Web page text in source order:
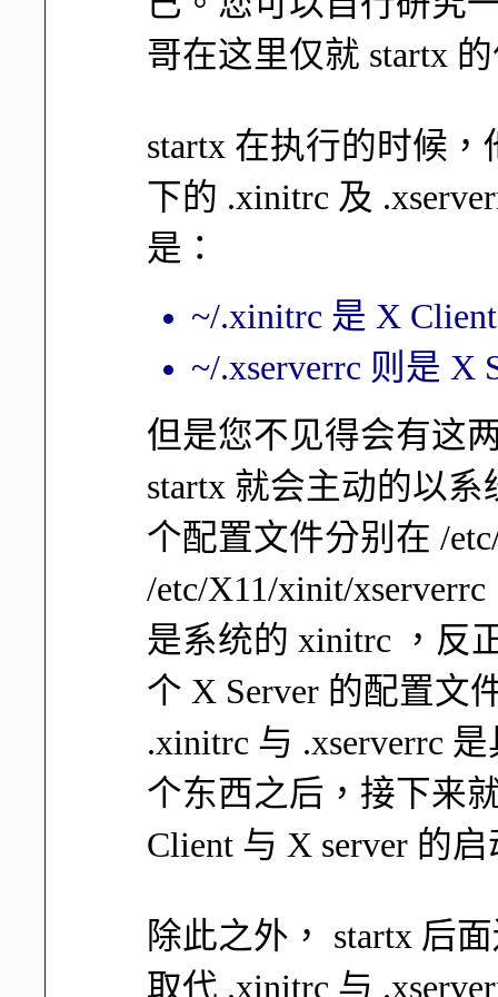
哥在这里仅就 startx
startx 在执行的时候
下的 .xinitrc 及
是：
~/.xinitrc 是 X
~/.xserverrc 则是 X
但是您不见得会有这
startx 就会主动的以
个配置文件分别在 /
/etc/X11/xinit/
是系统的 xinitrc ，反
个 X Server 的配置文
.xinitrc 与 .xserverrc
个东西之后，接下来
Client 与 X server 的
除此之外， startx 后
取代 .xinitrc 与